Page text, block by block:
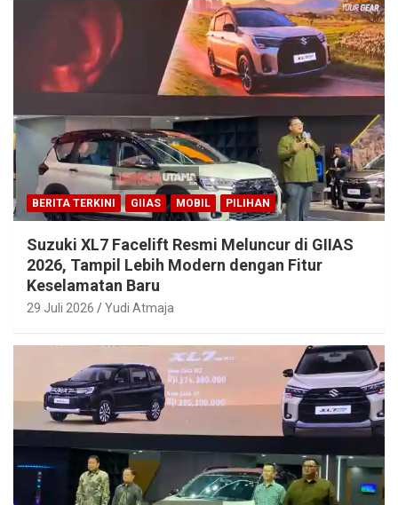
BERITA TERKINI GIIAS MOBIL PILIHAN
Suzuki XL7 Facelift Resmi Meluncur di GIIAS
2026, Tampil Lebih Modern dengan Fitur
Keselamatan Baru
29 Juli 2026 Yudi Atmaja